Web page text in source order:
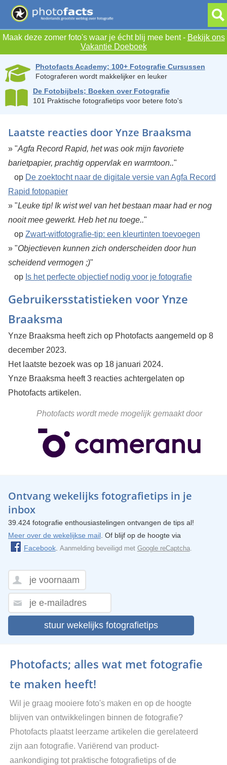
Maak deze zomer foto's waar je écht blij mee bent - Bekijk ons
Vakantie Doeboek
Photofacts Academy; 100+ Fotografie Cursussen
Fotograferen wordt makkelijker en leuker
De Fotobijbels; Boeken over Fotografie
101 Praktische fotografietips voor betere foto's
Laatste reacties door Ynze Braaksma
» "Agfa Record Rapid, het was ook mijn favoriete
barietpapier, prachtig oppervlak en warmtoon.."
op De zoektocht naar de digitale versie van Agfa Record
Rapid fotopapier
» "Leuke tip! Ik wist wel van het bestaan maar had er nog
nooit mee gewerkt. Heb het nu toege.."
op Zwart-witfotografie-tip: een kleurtinten toevoegen
» "Objectieven kunnen zich onderscheiden door hun
scheidend vermogen ;)"
op Is het perfecte objectief nodig voor je fotografie
Gebruikersstatistieken voor Ynze
Braaksma
Ynze Braaksma heeft zich op Photofacts aangemeld op 8
december 2023.
Het laatste bezoek was op 18 januari 2024.
Ynze Braaksma heeft 3 reacties achtergelaten op
Photofacts artikelen.
Photofacts wordt mede mogelijk gemaakt door
Ontvang wekelijks fotografietips in je
inbox
39.424 fotografie enthousiastelingen ontvangen de tips al!
Meer over de wekelijkse mail. Of blijf op de hoogte via
Facebook. Aanmelding beveiligd met Google reCaptcha.
stuur wekelijks fotografietips
Photofacts; alles wat met fotografie
te maken heeft!
Wil je graag mooiere foto's maken en op de hoogte
blijven van ontwikkelingen binnen de fotografie?
Photofacts plaatst leerzame artikelen die gerelateerd
zijn aan fotografie. Variërend van product-
aankondiging tot praktische fotografietips of de